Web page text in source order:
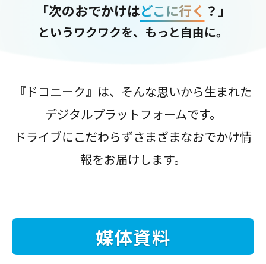
「次のおでかけはどこに行く ？」
というワクワクを、もっと自由に。
『ドコニーク』は、そんな思いから生まれた
デジタルプラットフォームです。
ドライブにこだわらずさまざまなおでかけ情
報をお届けします。
媒体資料